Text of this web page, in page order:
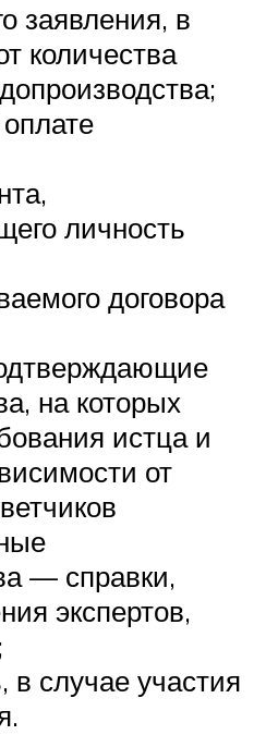
заявления, в
количества
личность
договора
на которых
истца и
от
— справки,
экспертов,
в случае участия